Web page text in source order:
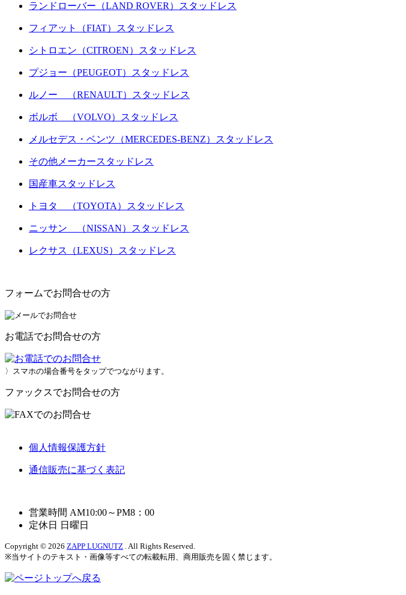
ランドローバー（LAND ROVER）スタッドレス
フィアット（FIAT）スタッドレス
シトロエン（CITROEN）スタッドレス
プジョー（PEUGEOT）スタッドレス
ルノー （RENAULT）スタッドレス
ボルボ （VOLVO）スタッドレス
メルセデス・ベンツ（MERCEDES-BENZ）スタッドレス
その他メーカースタッドレス
国産車スタッドレス
トヨタ （TOYOTA）スタッドレス
ニッサン （NISSAN）スタッドレス
レクサス（LEXUS）スタッドレス
フォームでお問合せの方
お電話でお問合せの方
〉スマホの場合番号をタップでつながります。
ファックスでお問合せの方
個人情報保護方針
通信販売に基づく表記
営業時間 AM10:00～PM8：00
定休日 日曜日
Copyright © 2026 ZAPP LUGNUTZ . All Rights Reserved.
※当サイトのテキスト・画像等すべての転載転用、商用販売を固く禁じます。